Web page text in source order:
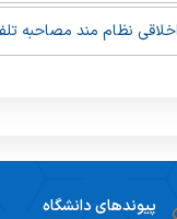
اخلاقی نظام مند
پیوندهای دانشگاه